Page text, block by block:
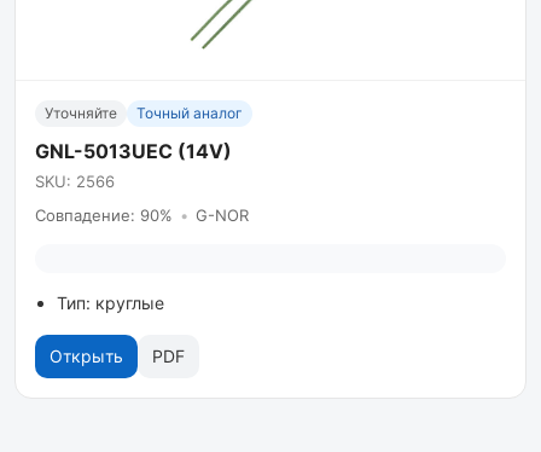
Уточняйте Точный аналог
GNL-5013UEC (14V)
SKU: 2566
Совпадение: 90% • G-NOR
Тип: круглые
Открыть PDF